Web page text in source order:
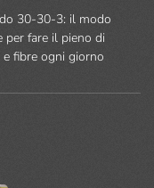
30-30-3: il modo
per fare il pieno di
e fibre ogni giorno